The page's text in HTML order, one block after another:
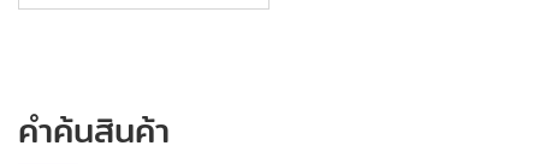
คำค้นสินค้า